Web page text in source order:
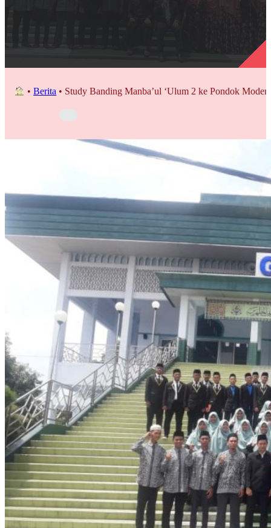
• Berita • Study Banding Manba’ul ‘Ulum 2 ke Pondok